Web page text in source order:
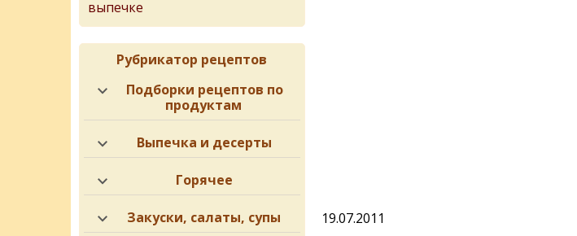
19.07.2011
выпечке
Рубрикатор рецептов
Подборки рецептов по
продуктам
Выпечка и десерты
Горячее
Закуски, салаты, супы